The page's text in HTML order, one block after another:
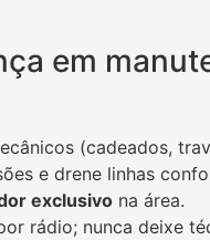
em
(cadeados,
e drene linhas
exclusivo na área.
rádio; nunca deixe